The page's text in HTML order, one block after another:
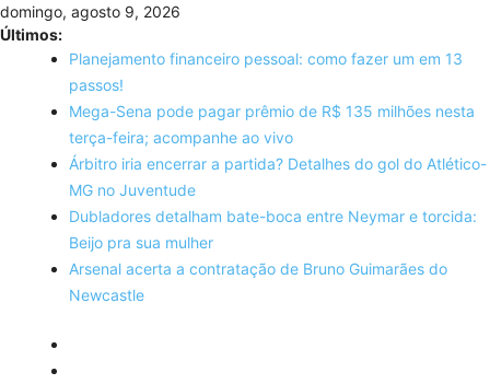
Skip
to
content
domingo, agosto 9, 2026
Últimos:
Planejamento financeiro pessoal: como fazer um em 13
passos!
Mega-Sena pode pagar prêmio de R$ 135 milhões nesta
terça-feira; acompanhe ao vivo
Árbitro iria encerrar a partida? Detalhes do gol do Atlético-
MG no Juventude
Dubladores detalham bate-boca entre Neymar e torcida:
Beijo pra sua mulher
Arsenal acerta a contratação de Bruno Guimarães do
Newcastle